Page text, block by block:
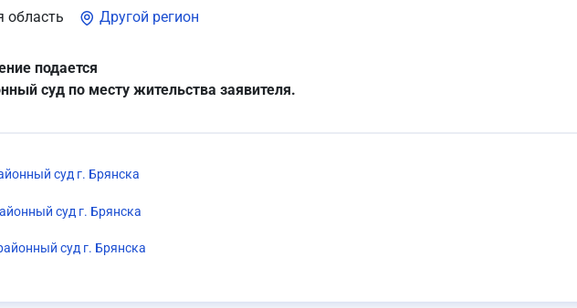
область Другой регион
подается
суд по месту жительства заявителя.
суд г. Брянска
суд г. Брянска
суд г. Брянска